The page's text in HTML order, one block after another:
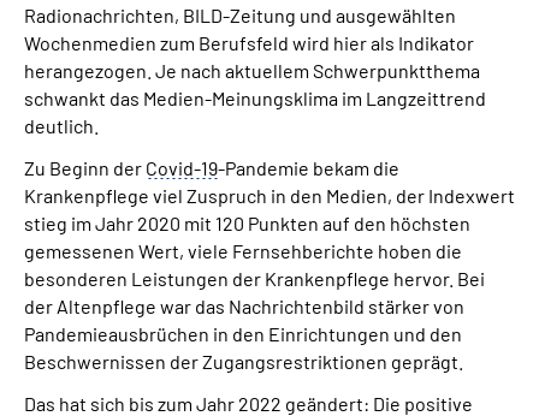
Radionachrichten, BILD-Zeitung und ausgewählten
Wochenmedien zum Berufsfeld wird hier als Indikator
herangezogen. Je nach aktuellem Schwerpunktthema
schwankt das Medien-Meinungsklima im Langzeittrend
deutlich.
Zu Beginn der Covid-19-Pandemie bekam die
Krankenpflege viel Zuspruch in den Medien, der Indexwert
stieg im Jahr 2020 mit 120 Punkten auf den höchsten
gemessenen Wert, viele Fernsehberichte hoben die
besonderen Leistungen der Krankenpflege hervor. Bei
der Altenpflege war das Nachrichtenbild stärker von
Pandemieausbrüchen in den Einrichtungen und den
Beschwernissen der Zugangsrestriktionen geprägt.
Das hat sich bis zum Jahr 2022 geändert: Die positive